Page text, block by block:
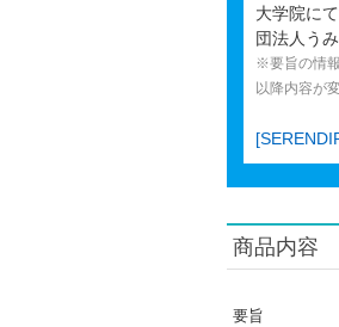
大学院に
団法人う
※要旨の情
以降内容が
商品内容
要旨